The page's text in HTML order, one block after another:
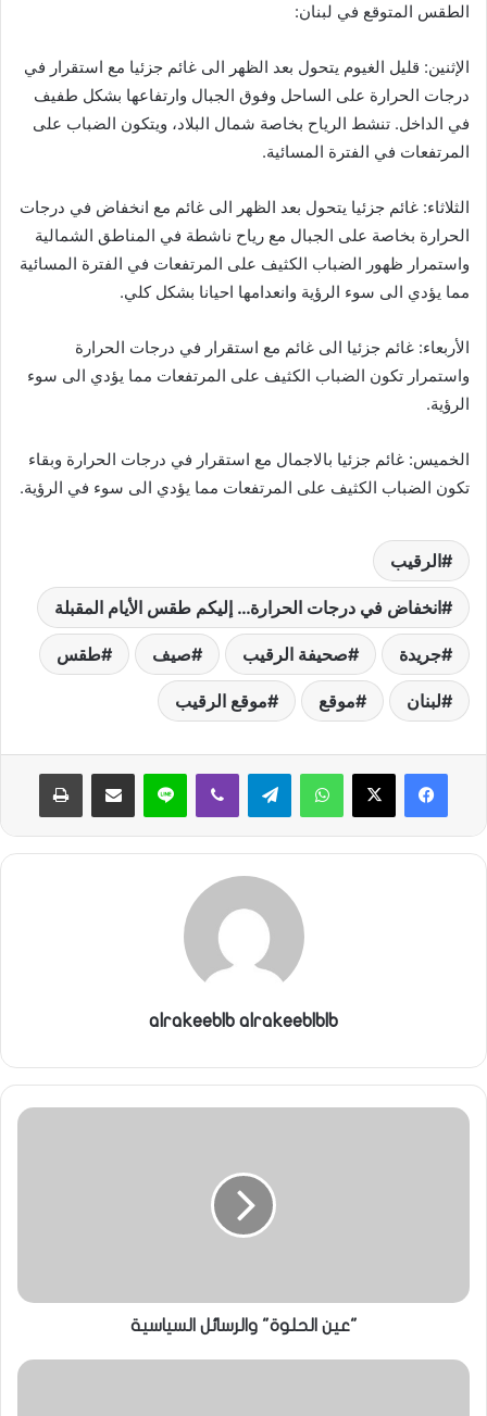
الطقس المتوقع في لبنان:
الإثنين: قليل الغيوم يتحول بعد الظهر الى غائم جزئيا مع استقرار في
درجات الحرارة على الساحل وفوق الجبال وارتفاعها بشكل طفيف
في الداخل. تنشط الرياح بخاصة شمال البلاد، ويتكون الضباب على
المرتفعات في الفترة المسائية.
الثلاثاء: غائم جزئيا يتحول بعد الظهر الى غائم مع انخفاض في درجات
الحرارة بخاصة على الجبال مع رياح ناشطة في المناطق الشمالية
واستمرار ظهور الضباب الكثيف على المرتفعات في الفترة المسائية
مما يؤدي الى سوء الرؤية وانعدامها احيانا بشكل كلي.
الأربعاء: غائم جزئيا الى غائم مع استقرار في درجات الحرارة
واستمرار تكون الضباب الكثيف على المرتفعات مما يؤدي الى سوء
الرؤية.
الخميس: غائم جزئيا بالاجمال مع استقرار في درجات الحرارة وبقاء
تكون الضباب الكثيف على المرتفعات مما يؤدي الى سوء في الرؤية.
الرقيب
انخفاض في درجات الحرارة… إليكم طقس الأيام المقبلة
جريدة صحيفة الرقيب صيف طقس
لبنان موقع موقع الرقيب
واتساب تيلقرام ڤايبر لاين مشاركة عبر البريد طباعة
alrakeeblb alrakeeblblb
"عين الحلوة" والرسائل السياسية